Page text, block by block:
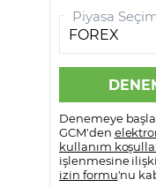
Piyasa
Denemeye
GCM'den
kullanım
işlenmesine
izin formu'nu